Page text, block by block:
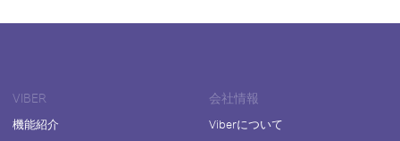
VIBER
機能紹介
会社情報
Viberについて